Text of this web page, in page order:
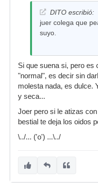
DITO escribió:
juer colega que
suyo.
Si que suena si, pero es
"normal", es decir sin
molesta nada, es dulce.
y seca...
Joer pero si le atizas
bestial te deja los oidos
\../... ('o') ...\../